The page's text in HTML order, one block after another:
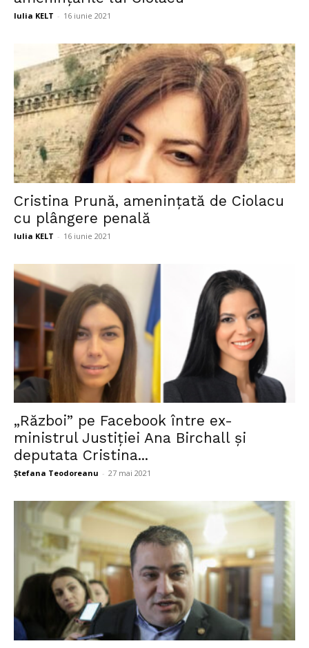
Iulia KELT - 16 iunie 2021
Cristina Prună, amenințată de Ciolacu
cu plângere penală
Iulia KELT - 16 iunie 2021
„Război” pe Facebook între ex-
ministrul Justiției Ana Birchall și
deputata Cristina...
Ștefana Teodoreanu - 27 mai 2021